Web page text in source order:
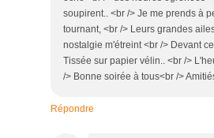
soupirent.. <br /> Je me prends à
tournant, <br /> Leurs grandes
nostalgie m'étreint <br /> Devant
Tissée sur papier vélin.. <br />
/> Bonne soirée à tous<br />
Répondre